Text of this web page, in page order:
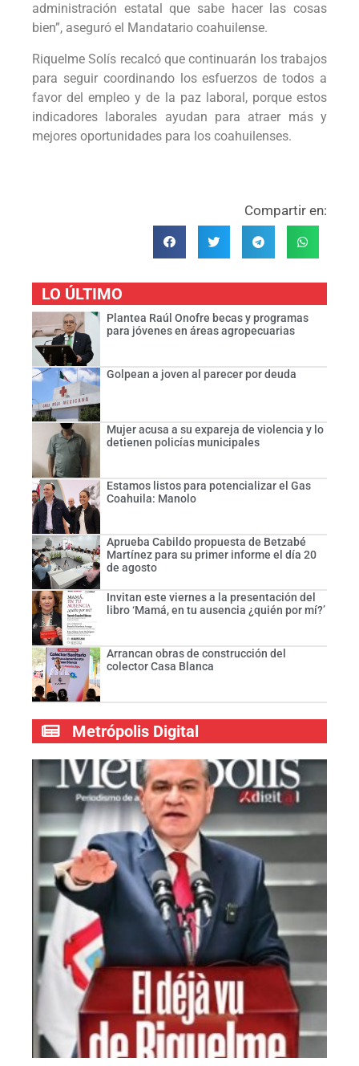
administración estatal que sabe hacer las cosas
bien”, aseguró el Mandatario coahuilense.
Riquelme Solís recalcó que continuarán los trabajos
para seguir coordinando los esfuerzos de todos a
favor del empleo y de la paz laboral, porque estos
indicadores laborales ayudan para atraer más y
mejores oportunidades para los coahuilenses.
Compartir en:
LO ÚLTIMO
Plantea Raúl Onofre becas y programas
para jóvenes en áreas agropecuarias
Golpean a joven al parecer por deuda
Mujer acusa a su expareja de violencia y lo
detienen policías municipales
Estamos listos para potencializar el Gas
Coahuila: Manolo
Aprueba Cabildo propuesta de Betzabé
Martínez para su primer informe el día 20
de agosto
Invitan este viernes a la presentación del
libro ‘Mamá, en tu ausencia ¿quién por mí?’
Arrancan obras de construcción del
colector Casa Blanca
Metrópolis Digital